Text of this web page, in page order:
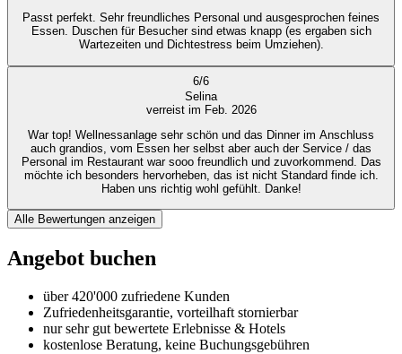
Passt perfekt. Sehr freundliches Personal und ausgesprochen feines
Essen. Duschen für Besucher sind etwas knapp (es ergaben sich
Wartezeiten und Dichtestress beim Umziehen).
6/6
Selina
verreist im Feb. 2026
War top! Wellnessanlage sehr schön und das Dinner im Anschluss
auch grandios, vom Essen her selbst aber auch der Service / das
Personal im Restaurant war sooo freundlich und zuvorkommend. Das
möchte ich besonders hervorheben, das ist nicht Standard finde ich.
Haben uns richtig wohl gefühlt. Danke!
Alle Bewertungen anzeigen
Angebot buchen
über 420'000 zufriedene Kunden
Zufriedenheitsgarantie, vorteilhaft stornierbar
nur sehr gut bewertete Erlebnisse & Hotels
kostenlose Beratung, keine Buchungsgebühren